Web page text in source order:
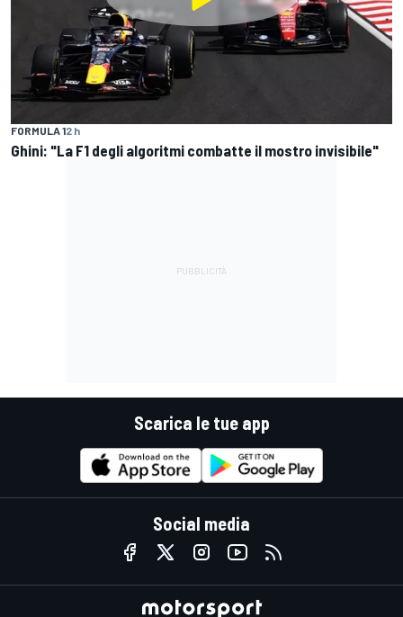
FORMULA 12 h
Ghini: "La F1 degli algoritmi combatte il mostro invisibile"
Scarica le tue app
Social media